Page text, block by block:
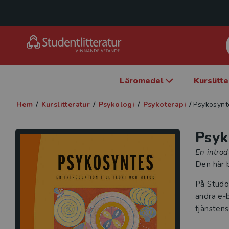
Läromedel
Hem / Kurslitteratur / Psykologi / Psykoterapi /
En
Den här
På
andra e-